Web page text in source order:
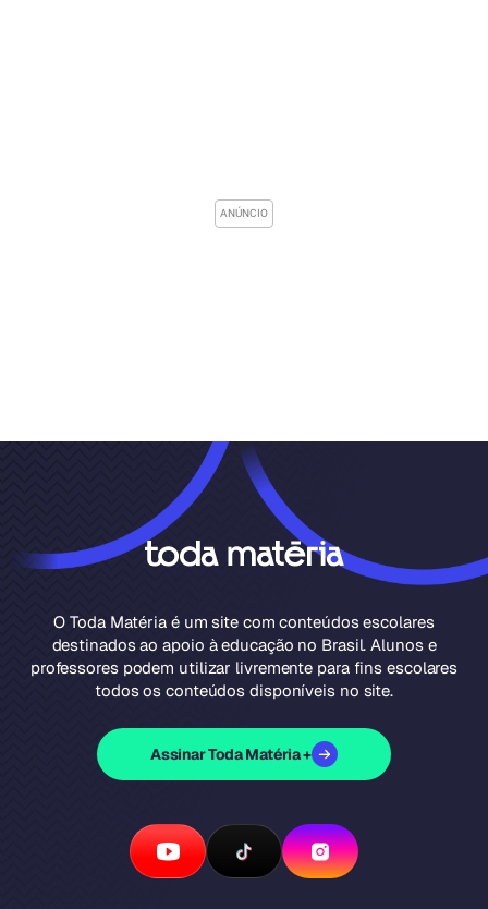
O Toda Matéria é um site com conteúdos escolares
destinados ao apoio à educação no Brasil. Alunos e
professores podem utilizar livremente para fins escolares
todos os conteúdos disponíveis no site.
Assinar Toda Matéria +